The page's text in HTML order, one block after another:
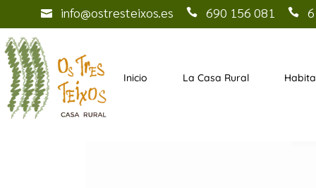
info@ostresteixos.es 690 156 081
Inicio La Casa Rural
La esencia Doble